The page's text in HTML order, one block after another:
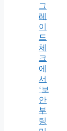
그
레
이
드
체
크
에
서
‘보
안
부
팅